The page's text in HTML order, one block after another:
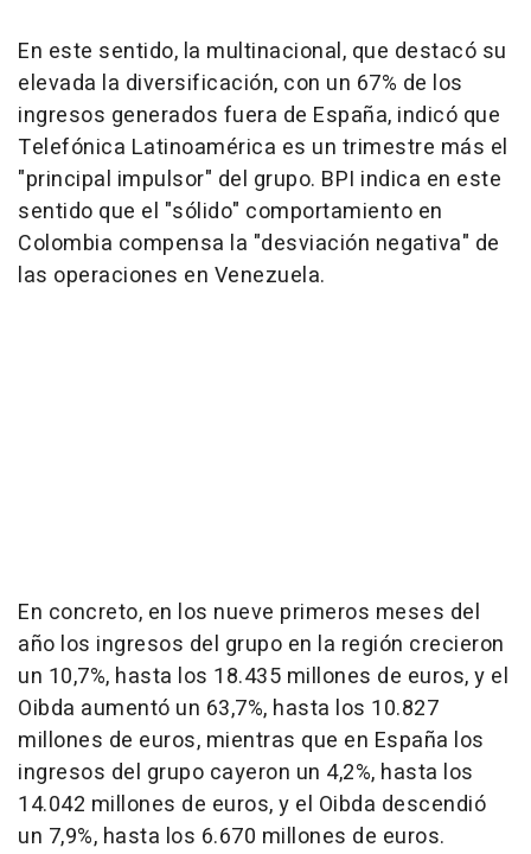
En este sentido, la multinacional, que destacó su
elevada la diversificación, con un 67% de los
ingresos generados fuera de España, indicó que
Telefónica Latinoamérica es un trimestre más el
"principal impulsor" del grupo. BPI indica en este
sentido que el "sólido" comportamiento en
Colombia compensa la "desviación negativa" de
las operaciones en Venezuela.
En concreto, en los nueve primeros meses del
año los ingresos del grupo en la región crecieron
un 10,7%, hasta los 18.435 millones de euros, y el
Oibda aumentó un 63,7%, hasta los 10.827
millones de euros, mientras que en España los
ingresos del grupo cayeron un 4,2%, hasta los
14.042 millones de euros, y el Oibda descendió
un 7,9%, hasta los 6.670 millones de euros.